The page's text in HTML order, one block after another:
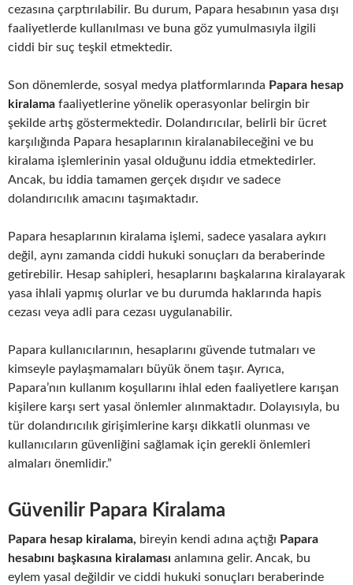
cezasına çarptırılabilir. Bu durum, Papara hesabının yasa dışı
faaliyetlerde kullanılması ve buna göz yumulmasıyla ilgili
ciddi bir suç teşkil etmektedir.
Son dönemlerde, sosyal medya platformlarında Papara hesap
kiralama faaliyetlerine yönelik operasyonlar belirgin bir
şekilde artış göstermektedir. Dolandırıcılar, belirli bir ücret
karşılığında Papara hesaplarının kiralanabileceğini ve bu
kiralama işlemlerinin yasal olduğunu iddia etmektedirler.
Ancak, bu iddia tamamen gerçek dışıdır ve sadece
dolandırıcılık amacını taşımaktadır.
Papara hesaplarının kiralama işlemi, sadece yasalara aykırı
değil, aynı zamanda ciddi hukuki sonuçları da beraberinde
getirebilir. Hesap sahipleri, hesaplarını başkalarına kiralayarak
yasa ihlali yapmış olurlar ve bu durumda haklarında hapis
cezası veya adli para cezası uygulanabilir.
Papara kullanıcılarının, hesaplarını güvende tutmaları ve
kimseyle paylaşmamaları büyük önem taşır. Ayrıca,
Papara’nın kullanım koşullarını ihlal eden faaliyetlere karışan
kişilere karşı sert yasal önlemler alınmaktadır. Dolayısıyla, bu
tür dolandırıcılık girişimlerine karşı dikkatli olunması ve
kullanıcıların güvenliğini sağlamak için gerekli önlemleri
almaları önemlidir.”
Güvenilir Papara Kiralama
Papara hesap kiralama, bireyin kendi adına açtığı Papara
hesabını başkasına kiralaması anlamına gelir. Ancak, bu
eylem yasal değildir ve ciddi hukuki sonuçları beraberinde